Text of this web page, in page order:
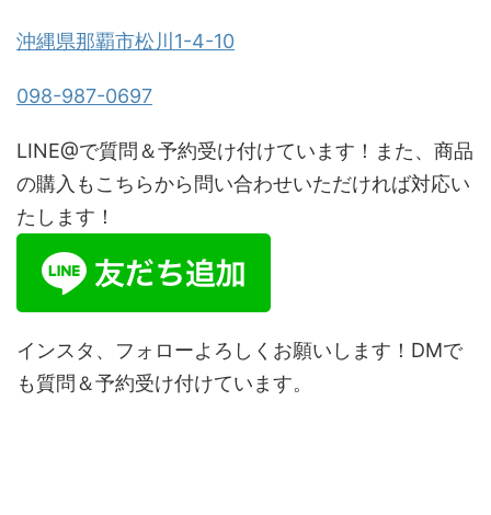
沖縄県那覇市松川1-4-10
098-987-0697
LINE@で質問＆予約受け付けています！また、商品
の購入もこちらから問い合わせいただければ対応い
たします！
インスタ、フォローよろしくお願いします！DMで
も質問＆予約受け付けています。